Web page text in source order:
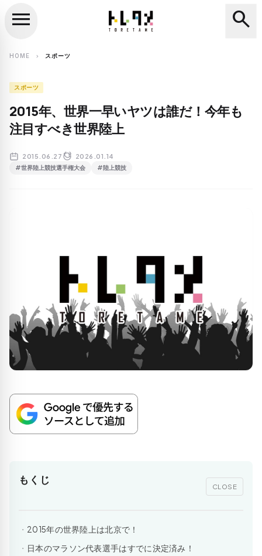
search
menu search
HOME chevron_right スポーツ
スポーツ
2015年、世界一早いヤツは誰だ！今年も
注目すべき世界陸上
2015.06.27 2026.01.14
#世界陸上競技選手権大会 #陸上競技
もくじ
CLOSE
2015年の世界陸上は北京で！
日本のマラソン代表選手はすでに決定済み！